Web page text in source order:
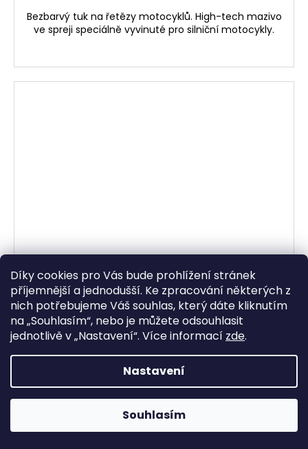
Díky cookies pro Vás bude prohlížení stránek
příjemnější a jednodušší. Ke zpracování některých z
nich potřebujeme Váš souhlas, který dáte kliknutím
na „Souhlasím“, nebo je můžete odsouhlasit
jednotlivě v „Nastavení“. Více informací zde.
Nastavení
Souhlasím
Bezbarvý tuk na řetězy motocyklů. High-tech mazivo
ve spreji speciálně vyvinuté pro silniční motocykly.
MOTUL olej pro údržbu vzduchových filtrů A2 AIR
FILTER OIL, 400 ml sprej
Skladem
213,22 Kč bez DPH
258 Kč